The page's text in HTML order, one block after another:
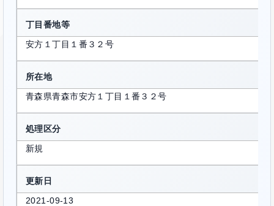
丁目番地等
安方１丁目１番３２号
所在地
青森県青森市安方１丁目１番３２号
処理区分
新規
更新日
2021-09-13